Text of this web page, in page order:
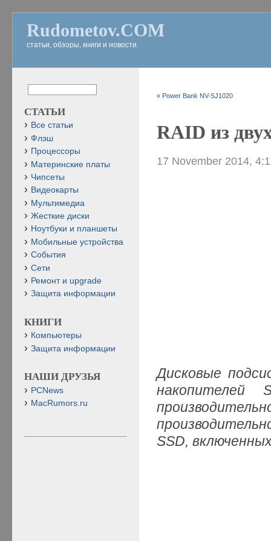
Rudometov.COM
статьи, обзоры, книги и новости
« Power Bank NV-SJ1020
RAID из
17 November 2014,
Дисковые
накопителей
SSD,
СТАТЬИ
Все статьи
Флэш
Процессоры
Материнские платы
Чипсеты
Видеокарты
Мультимедиа
Жесткие диски
Ноутбуки и планшеты
Мобильные устройства
События
Сети
Ремонт и upgrade
Защита информации
КНИГИ
Компьютеры
Защита информации
НАШИ ДРУЗЬЯ
PCNews
MacRumors.ru